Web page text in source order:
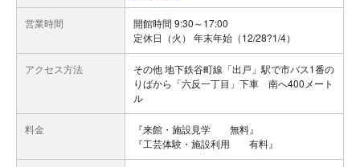
営業時間
開館時間 9:30～17:00
定休日（火） 年末年始（12/28?1/4）
アクセス方法
その他 地下鉄谷町線「出戸」駅で市バス1番の
りばから「六反一丁目」下車 南へ400メート
ル
料金
『来館・施設見学 無料』
『工芸体験・施設利用 有料』